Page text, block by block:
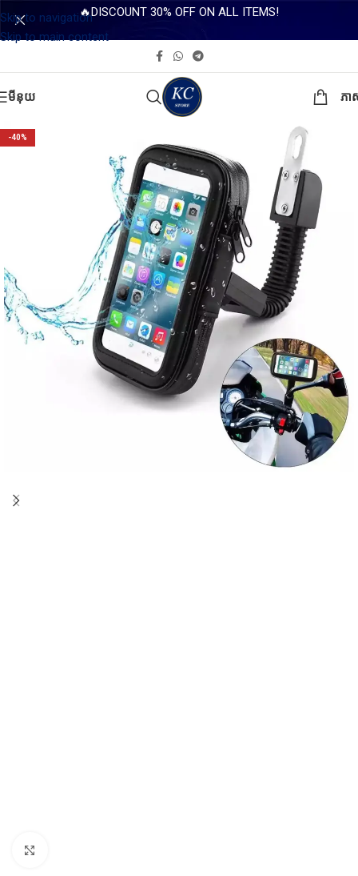
Skip to navigation
Skip to main content
🔥DISCOUNT 30% OFF ON ALL ITEMS!
មីនុយ ភា
-40%